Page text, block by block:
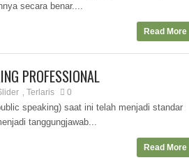
secara benar....
Read More
PROFESSIONAL
Terlaris 0
speaking) saat ini telah menjadi standar
tanggungjawab...
Read More